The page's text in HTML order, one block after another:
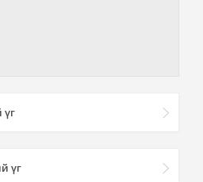
үг
үг